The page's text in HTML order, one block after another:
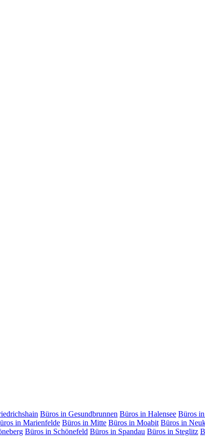
Büros in Gesundbrunnen Büros in Halensee Büros
in Marienfelde Büros in Mitte Büros in Moabit Büros in
Büros in Schönefeld Büros in Spandau Büros in Steglitz